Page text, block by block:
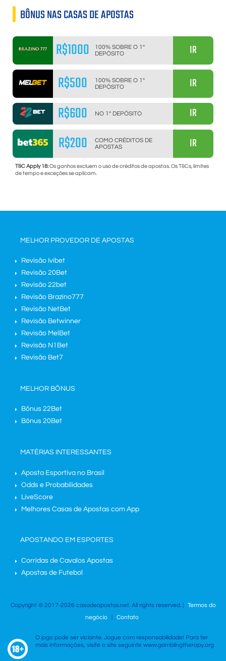
BÔNUS NAS CASAS DE APOSTAS
R$1000
100% SOBRE O 1º
DEPÓSITO
IR
R$500
100% SOBRE O 1º
DEPÓSITO
IR
R$600 NO 1º DEPÓSITO IR
R$200
COMO CRÉDITOS DE
APOSTAS
IR
T&C Apply 18:Os ganhos excluem o uso de créditos de apostas. Os T&Cs, limites
de tempo e exceções se aplicam.
MELHOR PROVEDOR DE APOSTAS
Revisão Ivibet
Revisão 20Bet
Revisão 22bet
Revisão Brazino777
Revisão NetBet
Revisão Betwinner
Revisão MelBet
Revisão N1Bet
Revisão Bet7
MELHOR BÔNUS
Bônus 22Bet
Bônus 20Bet
MATÉRIAS INTERESSANTES
Aposta Esportiva no Brasil
Odds e Probabilidades
LiveScore
Melhores Casas de Apostas com App
APOSTANDO EM ESPORTES
Corridas de Cavalos Apostas
Apostas de Futebol
Copyright © 2017-2026 casadeapostas.net. All rights reserved. |
Termos do
negócio
Contato
O jogo pode ser viciante. Jogue com responsabilidade! Para ter
mais informações, visite o site seguinte www.gamblingtherapy.org